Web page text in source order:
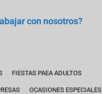
con nosotros?
FIESTAS PAEA ADULTOS
OCASIONES ESPECIALES